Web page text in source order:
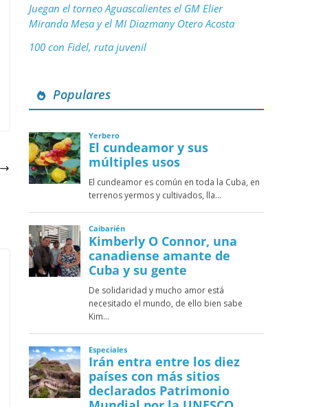
Juegan el torneo Aguascalientes el GM Elier
Miranda Mesa y el MI Diazmany Otero Acosta
100 con Fidel, ruta juvenil
Populares